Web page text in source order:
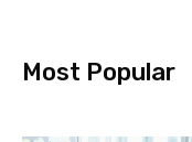
Most Popular